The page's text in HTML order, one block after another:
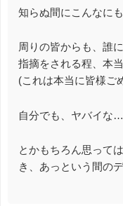
知らぬ間にこんなに
周りの皆からも、誰
指摘をされる程、本
(これは本当に皆様ご
自分でも、ヤバイな
とかもちろん思って
き、あっという間のデ